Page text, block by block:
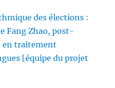
des élections :
Fang Zhao, post-
en traitement
[équipe du projet